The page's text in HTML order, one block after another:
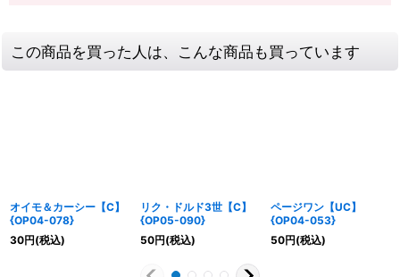
この商品を買った人は、こんな商品も買っています
オイモ＆カーシー【C】
{OP04-078}
30円(税込)
リク・ドルド3世【C】
{OP05-090}
50円(税込)
ページワン【UC】
{OP04-053}
50円(税込)